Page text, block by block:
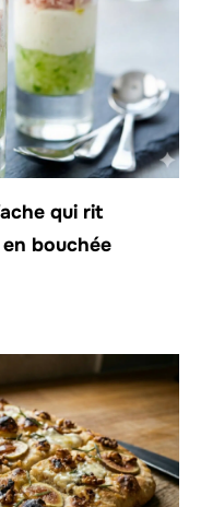
qui rit
bouchée